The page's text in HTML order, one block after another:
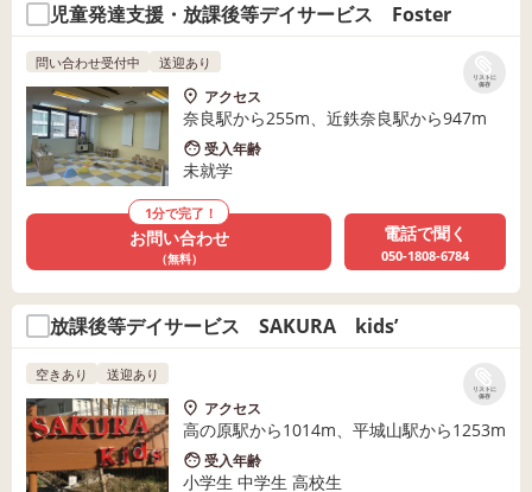
児童発達支援・放課後等デイサービス Foster
リストに
保存
問い合わせ受付中 送迎あり
アクセス
奈良駅から255m、近鉄奈良駅から947m
受入年齢
未就学
1分で完了！
お問い合わせ
（無料）
電話で聞く
050-1808-6784
放課後等デイサービス SAKURA kids’
リストに
保存
空きあり 送迎あり
アクセス
高の原駅から1014m、平城山駅から1253m
受入年齢
小学生 中学生 高校生